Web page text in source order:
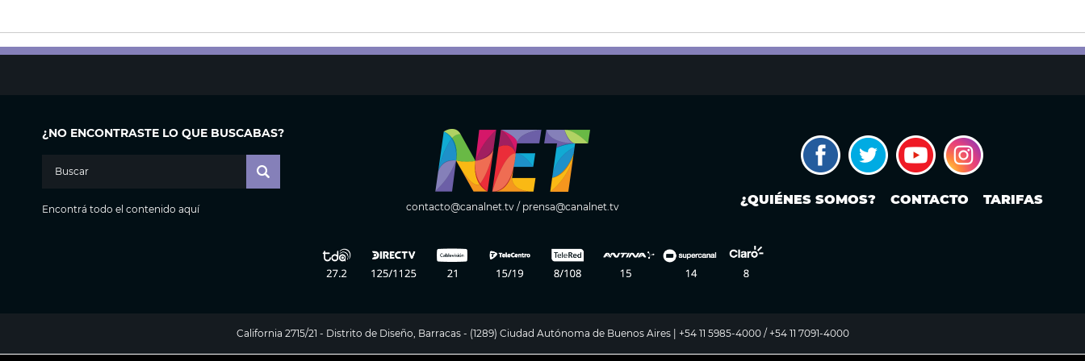
¿NO ENCONTRASTE LO QUE BUSCABAS?
Encontrá todo el contenido aquí contacto@canalnet.tv/ prensa@canalnet.tv ¿QUIÉNES SOMOS? CONTACTO TARIFAS
California 2715/21 - Distrito de Diseño, Barracas - (1289) Ciudad Autónoma de Buenos Aires | +54 11 5985-4000 / +54 11 7091-4000